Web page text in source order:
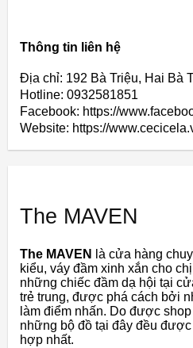
Thông tin liên hệ
Địa chỉ: 192 Bà Triệu, Hai Bà
Hotline: 0932581851
Facebook: https://
Website: https://
The MAVEN
The MAVEN
là cửa hàng
kiểu, váy đầm xinh xắn cho
những chiếc đầm dạ hội tại
trẻ trung, được phá cách bởi
làm điểm nhấn. Do được
những bộ đồ tại đây đều
hợp nhất.